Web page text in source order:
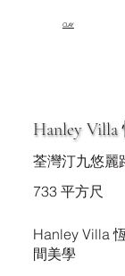
CLAY
Hanley
荃灣汀九悠麗
733 平方尺
Hanley Villa
間美學